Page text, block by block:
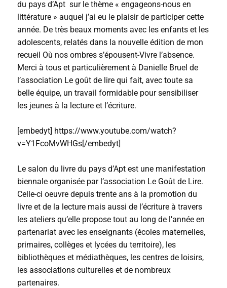
du pays d’Apt sur le thème « engageons-nous en
littérature » auquel j’ai eu le plaisir de participer cette
année. De très beaux moments avec les enfants et les
adolescents, relatés dans la nouvelle édition de mon
recueil Où nos ombres s’épousent-Vivre l’absence.
Merci à tous et particulièrement à Danielle Bruel de
l’association Le goût de lire qui fait, avec toute sa
belle équipe, un travail formidable pour sensibiliser
les jeunes à la lecture et l’écriture.
[embedyt] https://www.youtube.com/watch?
v=Y1FcoMvWHGs[/embedyt]
Le salon du livre du pays d’Apt est une manifestation
biennale organisée par l’association Le Goût de Lire.
Celle-ci oeuvre depuis trente ans à la promotion du
livre et de la lecture mais aussi de l’écriture à travers
les ateliers qu’elle propose tout au long de l’année en
partenariat avec les enseignants (écoles maternelles,
primaires, collèges et lycées du territoire), les
bibliothèques et médiathèques, les centres de loisirs,
les associations culturelles et de nombreux
partenaires.